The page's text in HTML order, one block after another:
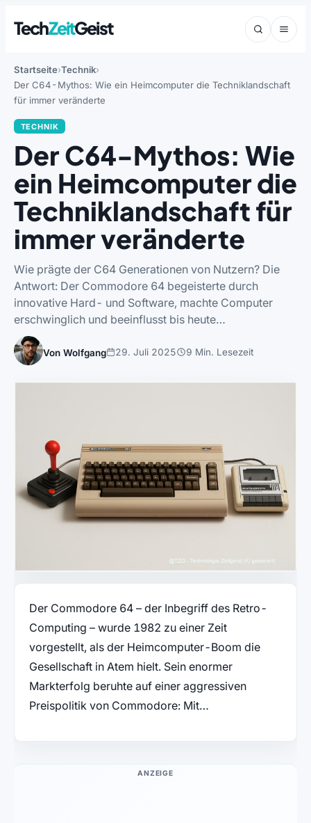
TechZeitGeist
Startseite Technik
Der C64-Mythos: Wie ein Heimcomputer die Techniklandschaft
für immer veränderte
TECHNIK
Der C64-Mythos: Wie
ein Heimcomputer die
Techniklandschaft für
immer veränderte
Wie prägte der C64 Generationen von Nutzern? Die
Antwort: Der Commodore 64 begeisterte durch
innovative Hard- und Software, machte Computer
erschwinglich und beeinflusst bis heute…
Von Wolfgang 29. Juli 2025 9 Min. Lesezeit
Der Commodore 64 – der Inbegriff des Retro-
Computing – wurde 1982 zu einer Zeit
vorgestellt, als der Heimcomputer-Boom die
Gesellschaft in Atem hielt. Sein enormer
Markterfolg beruhte auf einer aggressiven
Preispolitik von Commodore: Mit…
ANZEIGE